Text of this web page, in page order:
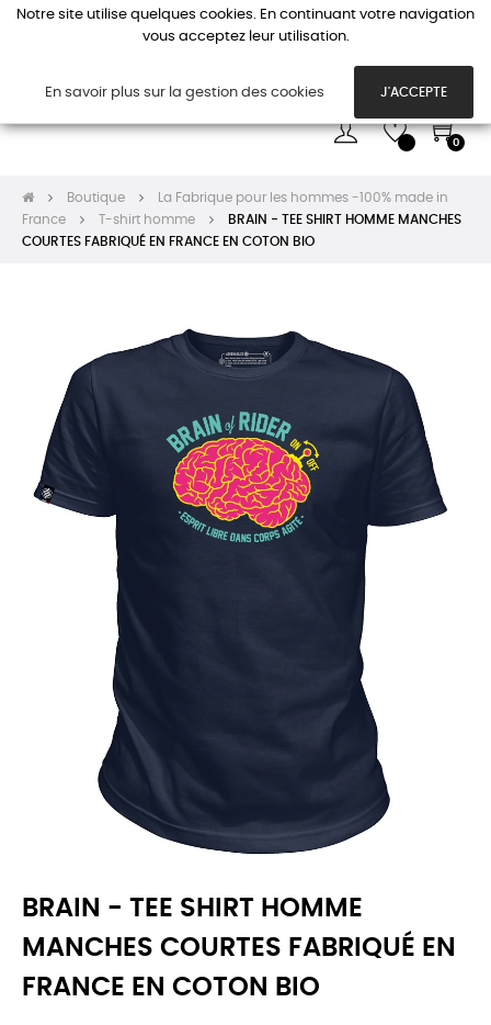
la
0
Boutique
La Fabrique pour les hommes -100% made in
France
T-shirt homme
BRAIN - TEE SHIRT HOMME MANCHES
COURTES FABRIQUÉ EN FRANCE EN COTON BIO
BRAIN - TEE SHIRT HOMME
MANCHES COURTES FABRIQUÉ EN
FRANCE EN COTON BIO
Notre site utilise quelques cookies. En continuant votre navigation
vous acceptez leur utilisation.
En savoir plus sur la gestion des cookies J'ACCEPTE